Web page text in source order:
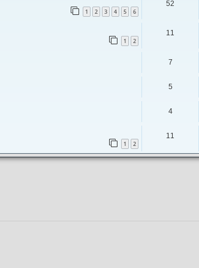
1 2 3 4 5 6
52
1 2
11
7
5
4
1 2
11